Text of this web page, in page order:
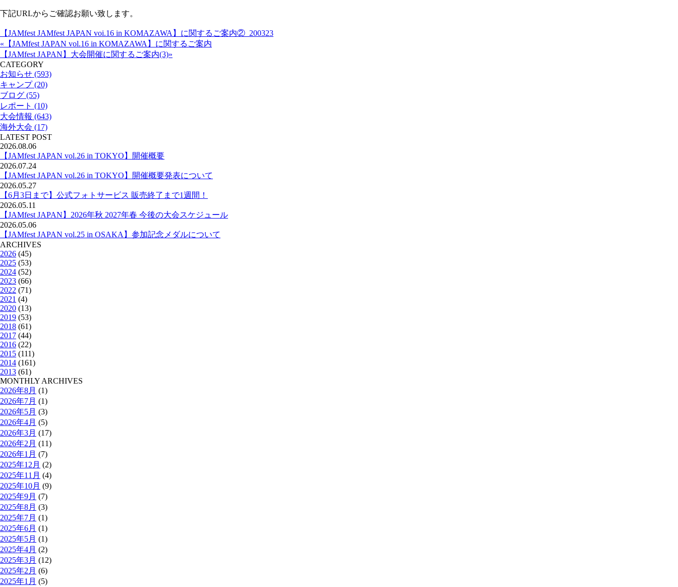
下記URLからご確認お願い致します。
【JAMfest JAMfest JAPAN voi.16 in KOMAZAWA】に関するご案内②_200323
«【JAMfest JAPAN vol.16 in KOMAZAWA】に関するご案内
【JAMfest JAPAN】大会開催に関するご案内(3)»
CATEGORY
お知らせ (593)
キャンプ (20)
ブログ (55)
レポート (10)
大会情報 (643)
海外大会 (17)
LATEST POST
2026.08.06
【JAMfest JAPAN vol.26 in TOKYO】開催概要
2026.07.24
【JAMfest JAPAN vol.26 in TOKYO】開催概要発表について
2026.05.27
【6月3日まで】公式フォトサービス 販売終了まで1週間！
2026.05.11
【JAMfest JAPAN】2026年秋 2027年春 今後の大会スケジュール
2026.05.06
【JAMfest JAPAN vol.25 in OSAKA】参加記念メダルについて
ARCHIVES
2026 (45)
2025 (53)
2024 (52)
2023 (66)
2022 (71)
2021 (4)
2020 (13)
2019 (53)
2018 (61)
2017 (44)
2016 (22)
2015 (111)
2014 (161)
2013 (61)
MONTHLY ARCHIVES
2026年8月 (1)
2026年7月 (1)
2026年5月 (3)
2026年4月 (5)
2026年3月 (17)
2026年2月 (11)
2026年1月 (7)
2025年12月 (2)
2025年11月 (4)
2025年10月 (9)
2025年9月 (7)
2025年8月 (3)
2025年7月 (1)
2025年6月 (1)
2025年5月 (1)
2025年4月 (2)
2025年3月 (12)
2025年2月 (6)
2025年1月 (5)